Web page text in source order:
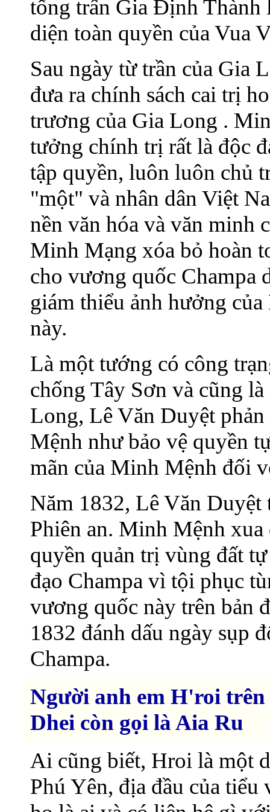
tổng trấn Gia Định Thành
diện toàn quyền của Vua
Sau ngày từ trần của Gia
đưa ra chính sách cai trị
trương của Gia Long .
tưởng chính trị rất là độc
tập quyền, luôn luôn chủ
"một" và nhân dân Việt
nền văn hóa và văn minh
Minh Mạng xóa bỏ hoàn
cho vương quốc Champa
giám thiểu ảnh hưởng
này.
Là một tướng có công
chống Tây Sơn và cũng
Long, Lê Văn Duyệt
Mệnh như bảo vệ quyền
mãn của Minh Mệnh đối
Năm 1832, Lê Văn
Phiên an. Minh Mệnh
quyền quản trị vùng đất
đạo Champa vì tội phục
vương quốc này trên bản
1832 đánh dấu ngày sụp
Champa.
Người anh em H'roi
Dhei còn gọi là Aia Ru
Ai cũng biết, Hroi là một
Phú Yên, địa đầu của